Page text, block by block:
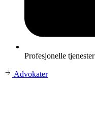
Profesjonelle tjenester
Advokater